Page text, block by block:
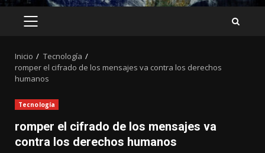
MENÚ
Inicio
Tecnología
romper el cifrado de los mensajes va contra los derechos
humanos
Tecnología
romper el cifrado de los mensajes va
contra los derechos humanos